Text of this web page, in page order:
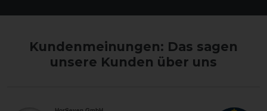
Kundenmeinungen: Das sagen
unsere Kunden über uns